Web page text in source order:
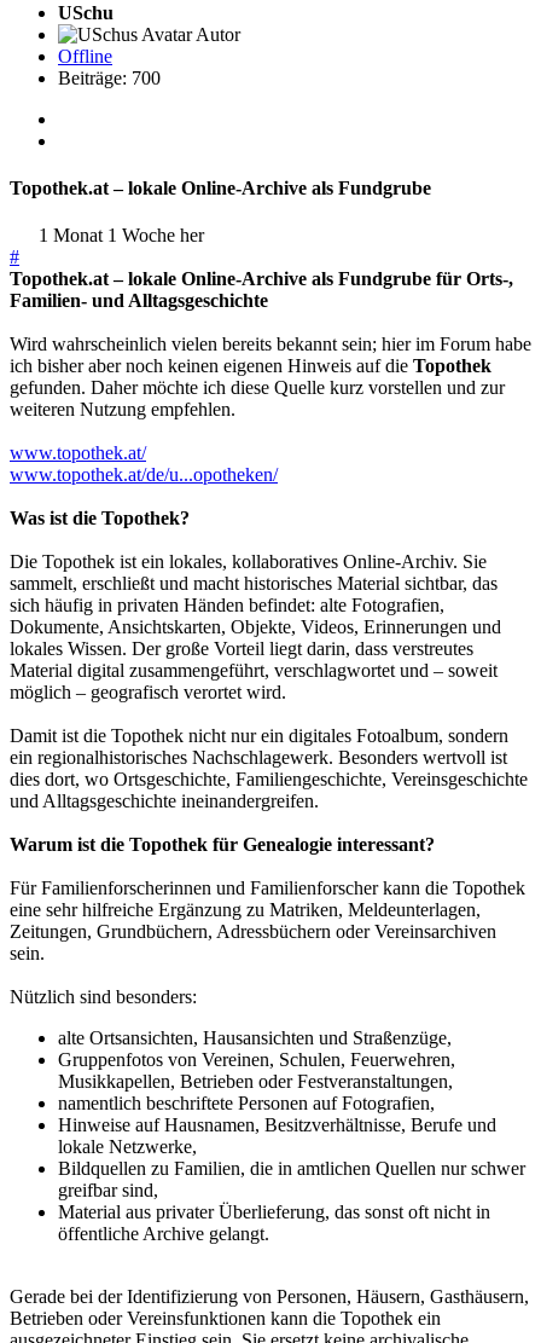
USchu
Autor
Offline
Beiträge: 700
Topothek.at – lokale Online-Archive als Fundgrube
1 Monat 1 Woche her
#
Topothek.at – lokale Online-Archive als Fundgrube für Orts-,
Familien- und Alltagsgeschichte
Wird wahrscheinlich vielen bereits bekannt sein; hier im Forum habe
ich bisher aber noch keinen eigenen Hinweis auf die Topothek
gefunden. Daher möchte ich diese Quelle kurz vorstellen und zur
weiteren Nutzung empfehlen.
www.topothek.at/
www.topothek.at/de/u...opotheken/
Was ist die Topothek?
Die Topothek ist ein lokales, kollaboratives Online-Archiv. Sie
sammelt, erschließt und macht historisches Material sichtbar, das
sich häufig in privaten Händen befindet: alte Fotografien,
Dokumente, Ansichtskarten, Objekte, Videos, Erinnerungen und
lokales Wissen. Der große Vorteil liegt darin, dass verstreutes
Material digital zusammengeführt, verschlagwortet und – soweit
möglich – geografisch verortet wird.
Damit ist die Topothek nicht nur ein digitales Fotoalbum, sondern
ein regionalhistorisches Nachschlagewerk. Besonders wertvoll ist
dies dort, wo Ortsgeschichte, Familiengeschichte, Vereinsgeschichte
und Alltagsgeschichte ineinandergreifen.
Warum ist die Topothek für Genealogie interessant?
Für Familienforscherinnen und Familienforscher kann die Topothek
eine sehr hilfreiche Ergänzung zu Matriken, Meldeunterlagen,
Zeitungen, Grundbüchern, Adressbüchern oder Vereinsarchiven
sein.
Nützlich sind besonders:
alte Ortsansichten, Hausansichten und Straßenzüge,
Gruppenfotos von Vereinen, Schulen, Feuerwehren,
Musikkapellen, Betrieben oder Festveranstaltungen,
namentlich beschriftete Personen auf Fotografien,
Hinweise auf Hausnamen, Besitzverhältnisse, Berufe und
lokale Netzwerke,
Bildquellen zu Familien, die in amtlichen Quellen nur schwer
greifbar sind,
Material aus privater Überlieferung, das sonst oft nicht in
öffentliche Archive gelangt.
Gerade bei der Identifizierung von Personen, Häusern, Gasthäusern,
Betrieben oder Vereinsfunktionen kann die Topothek ein